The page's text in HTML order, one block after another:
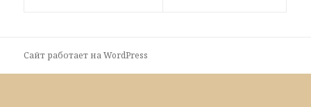
Сайт работает на WordPress